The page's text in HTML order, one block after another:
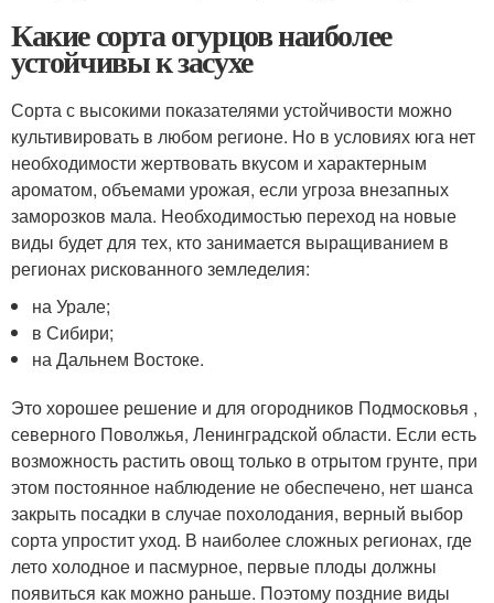
Какие сорта огурцов наиболее
устойчивы к засухе
Сорта с высокими показателями устойчивости можно
культивировать в любом регионе. Но в условиях юга нет
необходимости жертвовать вкусом и характерным
ароматом, объемами урожая, если угроза внезапных
заморозков мала. Необходимостью переход на новые
виды будет для тех, кто занимается выращиванием в
регионах рискованного земледелия:
на Урале;
в Сибири;
на Дальнем Востоке.
Это хорошее решение и для огородников Подмосковья ,
северного Поволжья, Ленинградской области. Если есть
возможность растить овощ только в отрытом грунте, при
этом постоянное наблюдение не обеспечено, нет шанса
закрыть посадки в случае похолодания, верный выбор
сорта упростит уход. В наиболее сложных регионах, где
лето холодное и пасмурное, первые плоды должны
появиться как можно раньше. Поэтому поздние виды